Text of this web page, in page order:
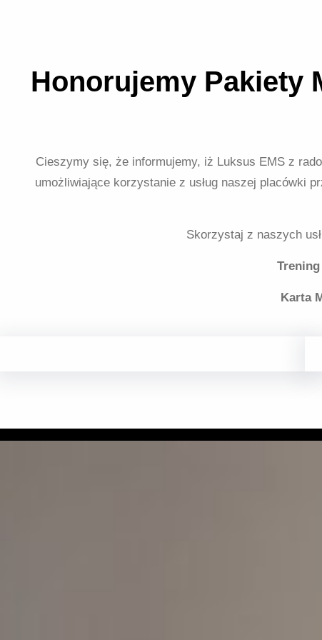
Honorujemy Pakiety
Cieszymy się, że informujemy, iż Luksus EMS z
umożliwiające korzystanie z usług naszej placówki
Skorzystaj z naszych
Karta